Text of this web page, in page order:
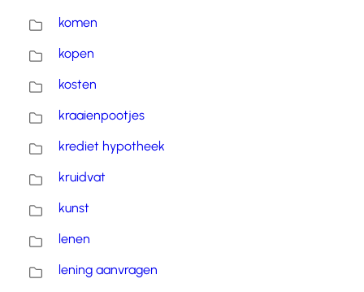
komen
kopen
kosten
kraaienpootjes
krediet hypotheek
kruidvat
kunst
lenen
lening aanvragen